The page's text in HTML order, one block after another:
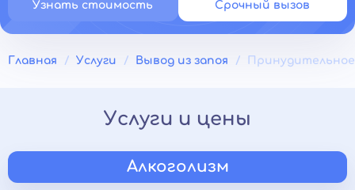
Узнать стоимость Срочный вызов
Главная Услуги Вывод из запоя
Услуги и цены
Алкоголизм